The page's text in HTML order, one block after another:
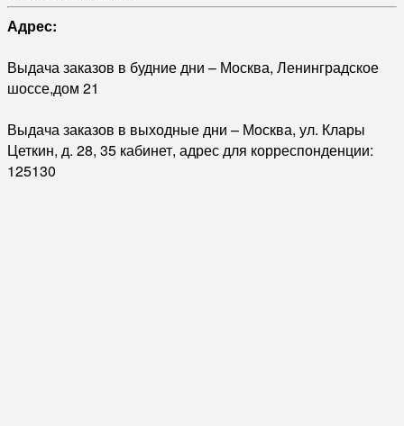
Адрес:
Выдача заказов в будние дни – Москва, Ленинградское
шоссе,дом 21
Выдача заказов в выходные дни – Москва, ул. Клары
Цеткин, д. 28, 35 кабинет, адрес для корреспонденции:
125130